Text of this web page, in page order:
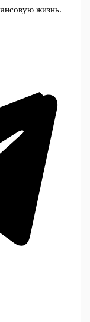
жизнь.